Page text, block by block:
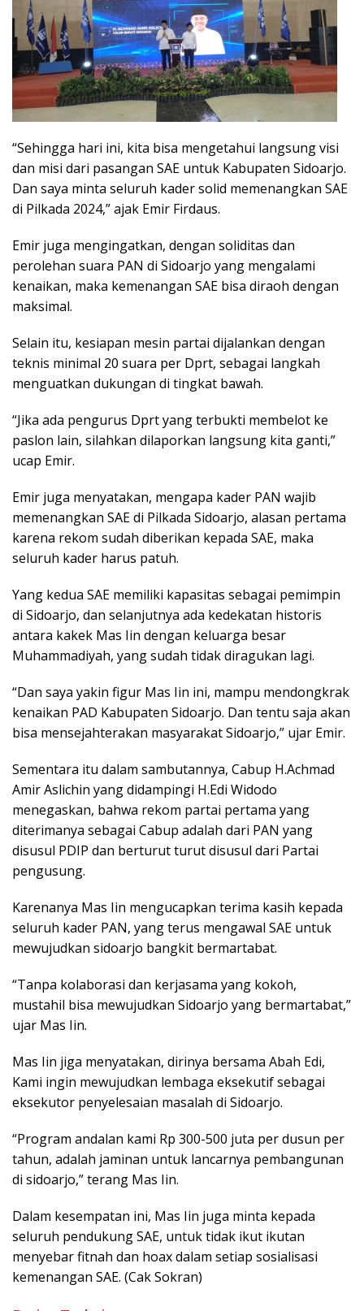
“Sehingga hari ini, kita bisa mengetahui langsung visi
dan misi dari pasangan SAE untuk Kabupaten Sidoarjo.
Dan saya minta seluruh kader solid memenangkan SAE
di Pilkada 2024,” ajak Emir Firdaus.
Emir juga mengingatkan, dengan soliditas dan
perolehan suara PAN di Sidoarjo yang mengalami
kenaikan, maka kemenangan SAE bisa diraoh dengan
maksimal.
Selain itu, kesiapan mesin partai dijalankan dengan
teknis minimal 20 suara per Dprt, sebagai langkah
menguatkan dukungan di tingkat bawah.
“Jika ada pengurus Dprt yang terbukti membelot ke
paslon lain, silahkan dilaporkan langsung kita ganti,”
ucap Emir.
Emir juga menyatakan, mengapa kader PAN wajib
memenangkan SAE di Pilkada Sidoarjo, alasan pertama
karena rekom sudah diberikan kepada SAE, maka
seluruh kader harus patuh.
Yang kedua SAE memiliki kapasitas sebagai pemimpin
di Sidoarjo, dan selanjutnya ada kedekatan historis
antara kakek Mas Iin dengan keluarga besar
Muhammadiyah, yang sudah tidak diragukan lagi.
“Dan saya yakin figur Mas Iin ini, mampu mendongkrak
kenaikan PAD Kabupaten Sidoarjo. Dan tentu saja akan
bisa mensejahterakan masyarakat Sidoarjo,” ujar Emir.
Sementara itu dalam sambutannya, Cabup H.Achmad
Amir Aslichin yang didampingi H.Edi Widodo
menegaskan, bahwa rekom partai pertama yang
diterimanya sebagai Cabup adalah dari PAN yang
disusul PDIP dan berturut turut disusul dari Partai
pengusung.
Karenanya Mas Iin mengucapkan terima kasih kepada
seluruh kader PAN, yang terus mengawal SAE untuk
mewujudkan sidoarjo bangkit bermartabat.
“Tanpa kolaborasi dan kerjasama yang kokoh,
mustahil bisa mewujudkan Sidoarjo yang bermartabat,”
ujar Mas Iin.
Mas Iin jiga menyatakan, dirinya bersama Abah Edi,
Kami ingin mewujudkan lembaga eksekutif sebagai
eksekutor penyelesaian masalah di Sidoarjo.
“Program andalan kami Rp 300-500 juta per dusun per
tahun, adalah jaminan untuk lancarnya pembangunan
di sidoarjo,” terang Mas Iin.
Dalam kesempatan ini, Mas Iin juga minta kepada
seluruh pendukung SAE, untuk tidak ikut ikutan
menyebar fitnah dan hoax dalam setiap sosialisasi
kemenangan SAE. (Cak Sokran)